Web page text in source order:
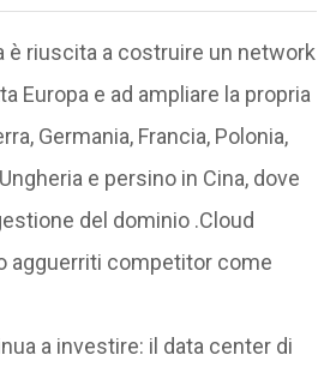
è riuscita a costruire un network
Europa e ad ampliare la propria
Germania, Francia, Polonia,
e persino in Cina, dove
del dominio .Cloud
agguerriti competitor come
a investire: il data center di